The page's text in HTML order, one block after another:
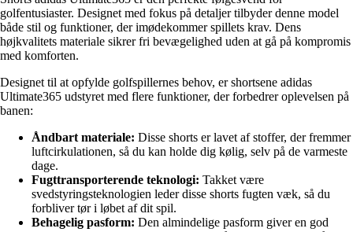
golfentusiaster. Designet med fokus på detaljer tilbyder denne model
både stil og funktioner, der imødekommer spillets krav. Dens
højkvalitets materiale sikrer fri bevægelighed uden at gå på kompromis
med komforten.
Designet til at opfylde golfspillernes behov, er shortsene adidas
Ultimate365 udstyret med flere funktioner, der forbedrer oplevelsen på
banen:
Åndbart materiale: Disse shorts er lavet af stoffer, der fremmer
luftcirkulationen, så du kan holde dig kølig, selv på de varmeste
dage.
Fugttransporterende teknologi: Takket være
svedstyringsteknologien leder disse shorts fugten væk, så du
forbliver tør i løbet af dit spil.
Behagelig pasform: Den almindelige pasform giver en god